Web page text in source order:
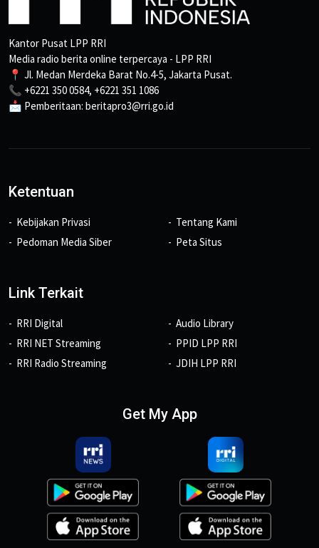
Kantor Pusat LPP RRI
Media radio berita online terpercaya - LPP RRI
📍 Jl. Medan Merdeka Barat No.4-5, Jakarta Pusat.
📞 +6221 350 0584, +6221 351 1086
📩 Pemberitaan: beritapro3@rri.go.id
Ketentuan
Kebijakan Privasi
Pedoman Media Siber
Tentang Kami
Peta Situs
Link Terkait
RRI Digital
RRI NET Streaming
RRI Radio Streaming
Audio Library
PPID LPP RRI
JDIH LPP RRI
Get My App